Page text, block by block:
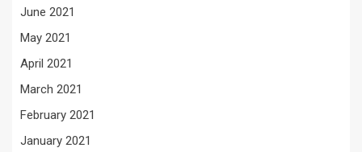
June 2021
May 2021
April 2021
March 2021
February 2021
January 2021